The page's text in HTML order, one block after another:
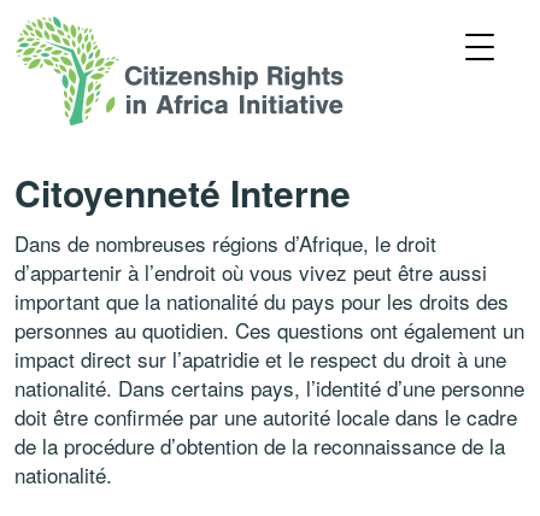
Citoyenneté Interne
Dans de nombreuses régions d’Afrique, le droit
d’appartenir à l’endroit où vous vivez peut être aussi
important que la nationalité du pays pour les droits des
personnes au quotidien. Ces questions ont également un
impact direct sur l’apatridie et le respect du droit à une
nationalité. Dans certains pays, l’identité d’une personne
doit être confirmée par une autorité locale dans le cadre
de la procédure d’obtention de la reconnaissance de la
nationalité.